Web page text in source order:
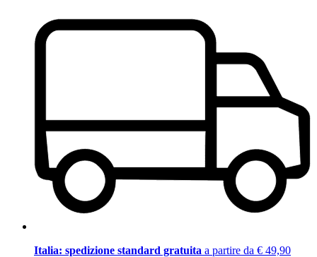
Italia: spedizione standard gratuita a partire da € 49,90